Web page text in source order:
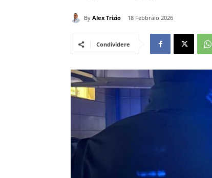
By Alex Trizio 18 Febbraio 2026
Condividere